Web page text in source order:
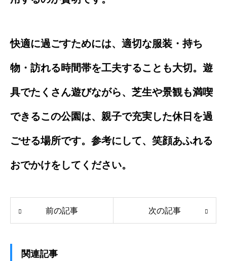
快適に過ごすためには、適切な服装・持ち
物・訪れる時間帯を工夫することも大切。遊
具でたくさん遊びながら、芝生や景観も満喫
できるこの公園は、親子で充実した休日を過
ごせる場所です。参考にして、笑顔あふれる
おでかけをしてください。
前の記事 次の記事
関連記事